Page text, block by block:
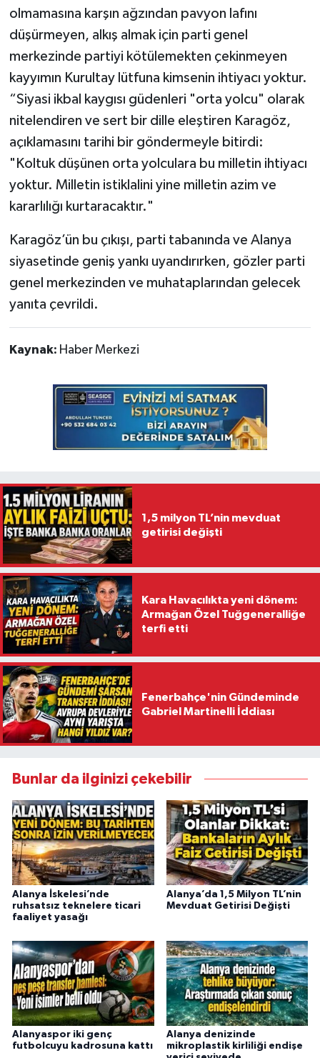
olmamasına karşın ağzından pavyon lafını
düşürmeyen, alkış almak için parti genel
merkezinde partiyi kötülemekten çekinmeyen
kayyımın Kurultay lütfuna kimsenin ihtiyacı yoktur.
“Siyasi ikbal kaygısı güdenleri "orta yolcu" olarak
nitelendiren ve sert bir dille eleştiren Karagöz,
açıklamasını tarihi bir göndermeyle bitirdi:
"Koltuk düşünen orta yolculara bu milletin ihtiyacı
yoktur. Milletin istiklalini yine milletin azim ve
kararlılığı kurtaracaktır."
​Karagöz’ün bu çıkışı, parti tabanında ve Alanya
siyasetinde geniş yankı uyandırırken, gözler parti
genel merkezinden ve muhataplarından gelecek
yanıta çevrildi.
Kaynak: Haber Merkezi
1,5 milyon TL’nin mevduat
getirisi değişti
Kara Havacılıkta yeni dönem:
Armağan Özel Tuğgeneralliğe
terfi etti
Fenerbahçe'nin Gündeminde
Gabriel Martinelli İddiası
Bunlar da ilginizi çekebilir
Alanya İskelesi’nde
ruhsatsız teknelere ticari
faaliyet yasağı
Alanya’da 1,5 Milyon TL’nin
Mevduat Getirisi Değişti
Alanyaspor iki genç
futbolcuyu kadrosuna kattı
Alanya denizinde
mikroplastik kirliliği endişe